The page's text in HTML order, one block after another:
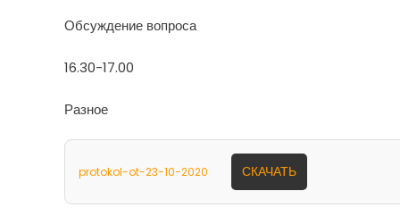
Обсуждение вопроса
16.30-17.00
Разное
protokol-ot-23-10-2020 СКАЧАТЬ